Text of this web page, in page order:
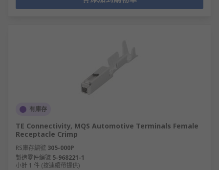
有庫存
TE Connectivity, MQS Automotive Terminals Female
Receptacle Crimp
RS庫存編號 305-000P
製造零件編號 5-968221-1
小計 1 件 (按連續帶提供)